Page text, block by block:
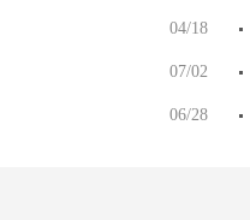
04/18
07/02
06/28